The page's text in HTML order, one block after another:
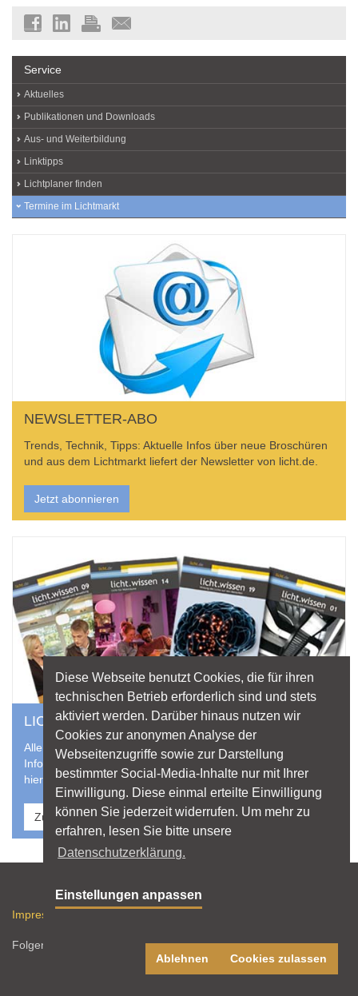
Service
Aktuelles
Publikationen und Downloads
Aus- und Weiterbildung
Linktipps
Lichtplaner finden
Termine im Lichtmarkt
NEWSLETTER-ABO
Trends, Technik, Tipps: Aktuelle Infos über neue Broschüren
und aus dem Lichtmarkt liefert der Newsletter von licht.de.
Jetzt abonnieren
LICHT ALS LEKTÜRE
Alle aktuellen Hefte der licht.wissen-Reihe und weitere
Informationsschriften zu Licht und Beleuchtung finden Sie
hier zum direkten Download.
Zu Broschüren & Downloads
Impressum
Folgen Sie licht.de:
Diese Webseite benutzt Cookies, die für ihren
technischen Betrieb erforderlich sind und stets
aktiviert werden. Darüber hinaus nutzen wir
Cookies zur anonymen Analyse der
Webseitenzugriffe sowie zur Darstellung
bestimmter Social-Media-Inhalte nur mit Ihrer
Einwilligung. Diese einmal erteilte Einwilligung
können Sie jederzeit widerrufen. Um mehr zu
erfahren, lesen Sie bitte unsere
Datenschutzerklärung.
Einstellungen anpassen
Cookies zulassen
Ablehnen